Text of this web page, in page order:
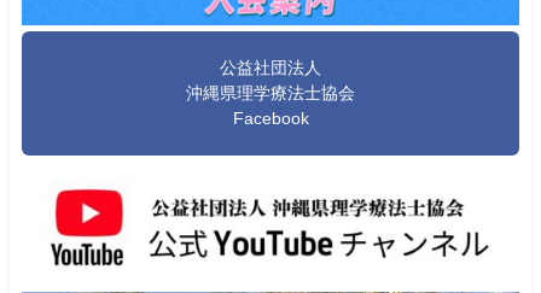
公益社団法人
沖縄県理学療法士協会
Facebook